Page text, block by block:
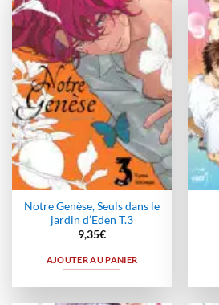
Ajouter
à la
wishlist
Notre Genèse, Seuls dans le
jardin d’Eden T.3
9,35€
AJOUTER AU PANIER